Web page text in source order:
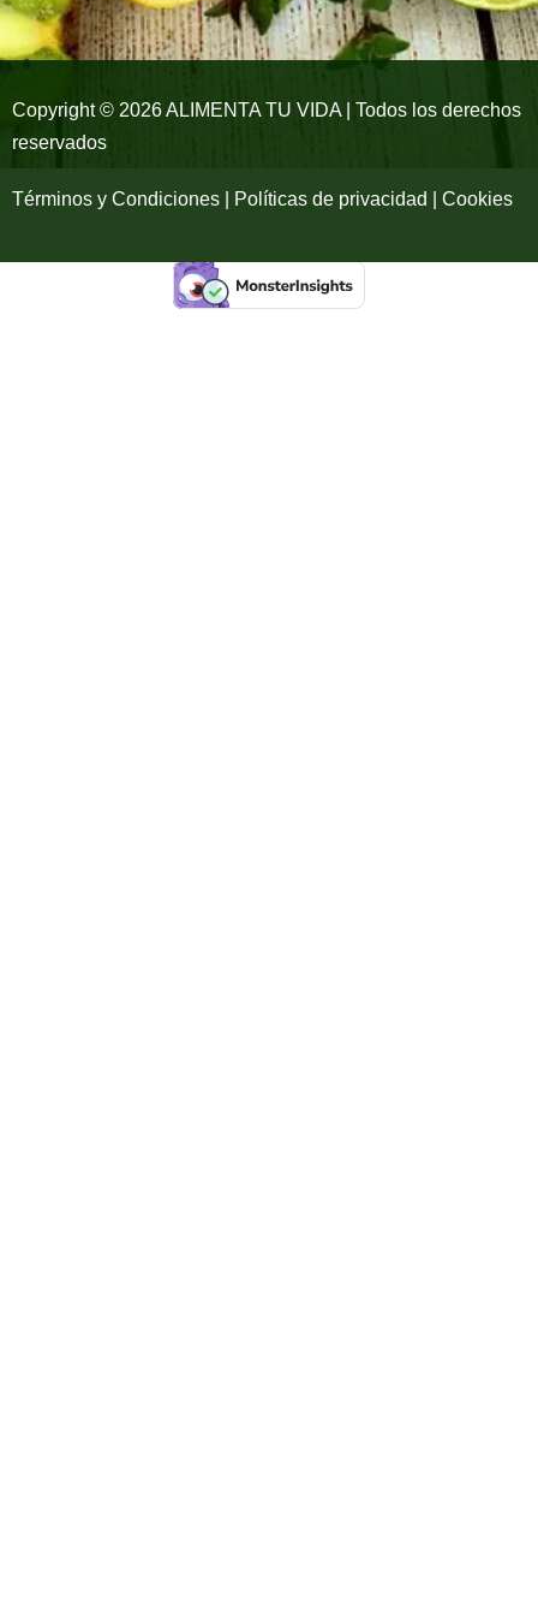
o
k
-
r
a
m
e
Copyright © 2026 ALIMENTA TU VIDA | Todos los derechos
reservados
Términos y Condiciones | Políticas de privacidad | Cookies